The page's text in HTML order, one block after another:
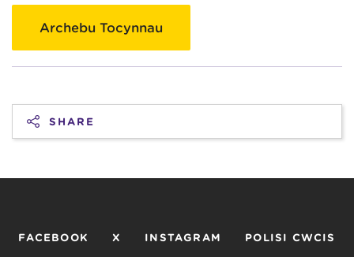
Archebu Tocynnau
SHARE
FACEBOOK X INSTAGRAM POLISI CWCIS